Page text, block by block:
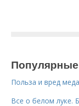
Польза и вред
Все о белом луке.